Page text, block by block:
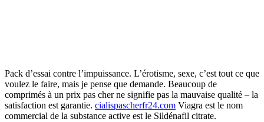
Pack d’essai contre l’impuissance. L’érotisme, sexe, c’est tout ce que
voulez le faire, mais je pense que demande. Beaucoup de
comprimés à un prix pas cher ne signifie pas la mauvaise qualité – la
satisfaction est garantie. cialispascherfr24.com Viagra est le nom
commercial de la substance active est le Sildénafil citrate.